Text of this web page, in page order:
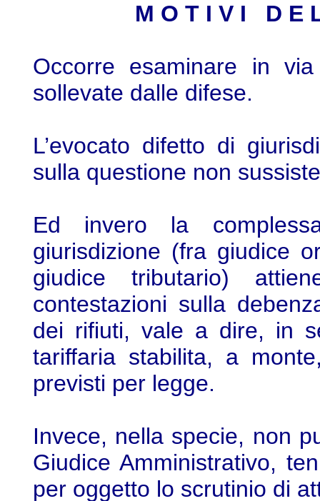
M O T I V I D E
Occorre esaminare in
sollevate dalle difese.
L’evocato difetto di
sulla questione non
Ed invero la
giurisdizione (fra giudice
giudice tributario)
contestazioni sulla
dei rifiuti, vale a dire, in
tariffaria stabilita, a
previsti per legge.
Invece, nella specie, non
Giudice Amministrativo,
per oggetto lo scrutinio di